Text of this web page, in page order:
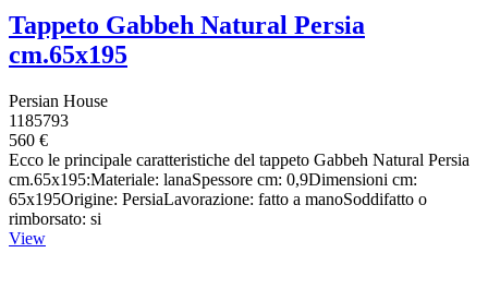
Tappeto Gabbeh Natural Persia
cm.65x195
Persian House
1185793
560 €
Ecco le principale caratteristiche del tappeto Gabbeh Natural Persia
cm.65x195:Materiale: lanaSpessore cm: 0,9Dimensioni cm:
65x195Origine: PersiaLavorazione: fatto a manoSoddifatto o
rimborsato: si
View